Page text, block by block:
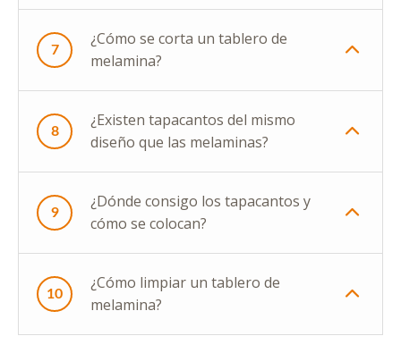
7
¿Cómo se corta un tablero de
melamina?
8
¿Existen tapacantos del mismo
diseño que las melaminas?
9
¿Dónde consigo los tapacantos y
cómo se colocan?
10
¿Cómo limpiar un tablero de
melamina?